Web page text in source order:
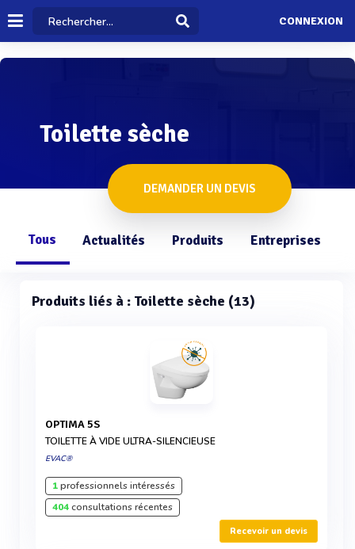
CONNEXION
Toilette sèche
DEMANDER UN DEVIS
Tous Actualités Produits Entreprises
Produits liés à : Toilette sèche (13)
OPTIMA 5S
TOILETTE À VIDE ULTRA-SILENCIEUSE
EVAC®
1professionnels intéressés
404consultations récentes
Recevoir un devis